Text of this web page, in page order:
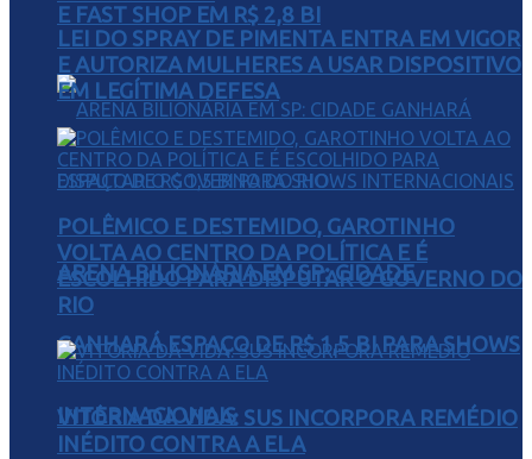
E FAST SHOP EM R$ 2,8 BI
ARENA BILIONÁRIA EM SP: CIDADE
GANHARÁ ESPAÇO DE R$ 1,5 BI PARA SHOWS
INTERNACIONAIS
LEI DO SPRAY DE PIMENTA ENTRA EM VIGOR
E AUTORIZA MULHERES A USAR DISPOSITIVO
EM LEGÍTIMA DEFESA
POLÊMICO E DESTEMIDO, GAROTINHO
VOLTA AO CENTRO DA POLÍTICA E É
ESCOLHIDO PARA DISPUTAR O GOVERNO DO
RIO
VITÓRIA DA VIDA: SUS INCORPORA REMÉDIO
INÉDITO CONTRA A ELA